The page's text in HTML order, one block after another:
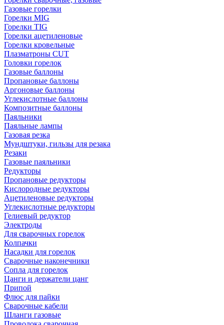
Газовые горелки
Горелки MIG
Горелки TIG
Горелки ацетиленовые
Горелки кровельные
Плазматроны CUT
Головки горелок
Газовые баллоны
Пропановые баллоны
Аргоновые баллоны
Углекислотные баллоны
Композитные баллоны
Паяльники
Паяльные лампы
Газовая резка
Мундштуки, гильзы для резака
Резаки
Газовые паяльники
Редукторы
Пропановые редукторы
Кислородные редукторы
Ацетиленовые редукторы
Углекислотные редукторы
Гелиевый редуктор
Электроды
Для сварочных горелок
Колпачки
Насадки для горелок
Сварочные наконечники
Сопла для горелок
Цанги и держатели цанг
Припой
Флюс для пайки
Сварочные кабели
Шланги газовые